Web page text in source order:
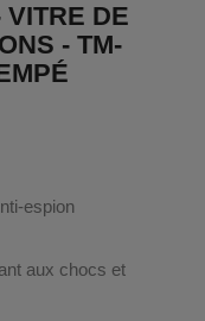
DE
- TM-
espion
aux chocs et